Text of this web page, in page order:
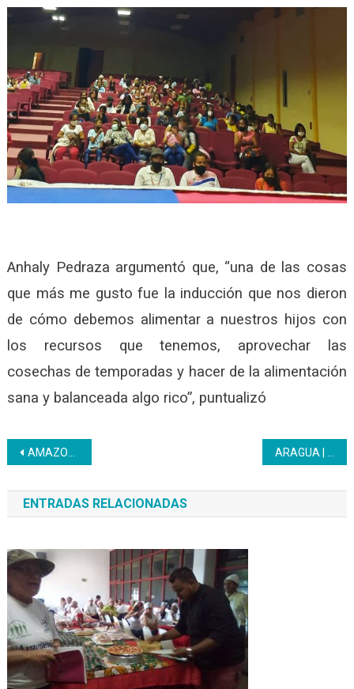
Anhaly Pedraza argumentó que, “una de las cosas
que más me gusto fue la inducción que nos dieron
de cómo debemos alimentar a nuestros hijos con
los recursos que tenemos, aprovechar las
cosechas de temporadas y hacer de la alimentación
sana y balanceada algo rico”, puntualizó
Navegación
de
entradas
AMAZONAS | Inces gradúa bachilleres bajo la modalidad joven y adulto ARAGUA | Se realizó reunión interinstitucional desde las instalaciones de la lcaldía del municipio Libertador
ENTRADAS RELACIONADAS